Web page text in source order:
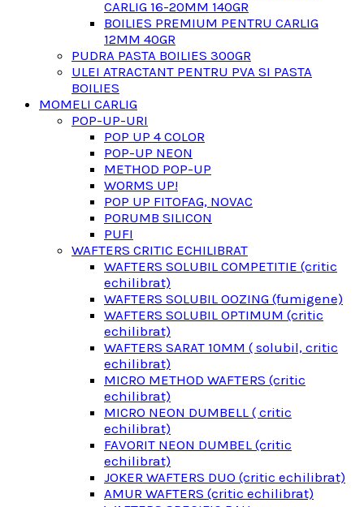
CARLIG 16-20MM 140GR
BOILIES PREMIUM PENTRU CARLIG
12MM 40GR
PUDRA PASTA BOILIES 300GR
ULEI ATRACTANT PENTRU PVA SI PASTA
BOILIES
MOMELI CARLIG
POP-UP-URI
POP UP 4 COLOR
POP-UP NEON
METHOD POP-UP
WORMS UP!
POP UP FITOFAG, NOVAC
PORUMB SILICON
PUFI
WAFTERS CRITIC ECHILIBRAT
WAFTERS SOLUBIL COMPETITIE (critic
echilibrat)
WAFTERS SOLUBIL OOZING (fumigene)
WAFTERS SOLUBIL OPTIMUM (critic
echilibrat)
WAFTERS SARAT 10MM ( solubil, critic
echilibrat)
MICRO METHOD WAFTERS (critic
echilibrat)
MICRO NEON DUMBELL ( critic
echilibrat)
FAVORIT NEON DUMBEL (critic
echilibrat)
JOKER WAFTERS DUO (critic echilibrat)
AMUR WAFTERS (critic echilibrat)